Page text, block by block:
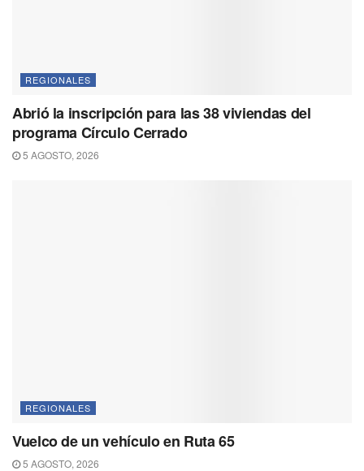
REGIONALES
Abrió la inscripción para las 38 viviendas del
programa Círculo Cerrado
5 AGOSTO, 2026
REGIONALES
Vuelco de un vehículo en Ruta 65
5 AGOSTO, 2026